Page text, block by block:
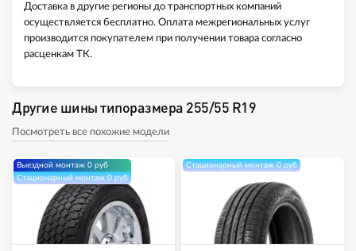
Доставка в другие регионы до транспортных компаний
осуществляется бесплатно. Оплата межрегиональных услуг
производится покупателем при получении товара согласно
расценкам ТК.
Другие шины типоразмера 255/55 R19
Посмотреть все похожие модели
Выездной монтаж 0 руб
Стационарный монтаж 0 руб
Стационарный монтаж 0 руб